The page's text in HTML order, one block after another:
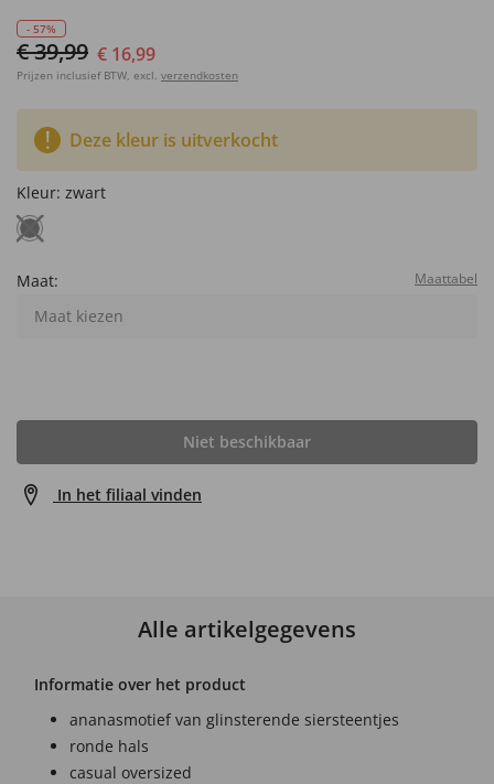
- 57%
€ 39,99 € 16,99
Prijzen inclusief BTW, excl. verzendkosten
Deze kleur is uitverkocht
Kleur: zwart
Maat: Maattabel
Maat kiezen
Niet beschikbaar
In het filiaal vinden
Alle artikelgegevens
Informatie over het product
ananasmotief van glinsterende siersteentjes
ronde hals
casual oversized